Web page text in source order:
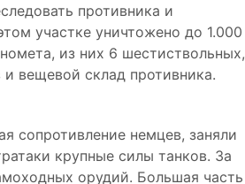
противника и
участке уничтожено до 1.000
из них 6 шестиствольных,
вещевой склад противника.
сопротивление немцев, заняли
крупные силы танков. За
орудий. Большая часть